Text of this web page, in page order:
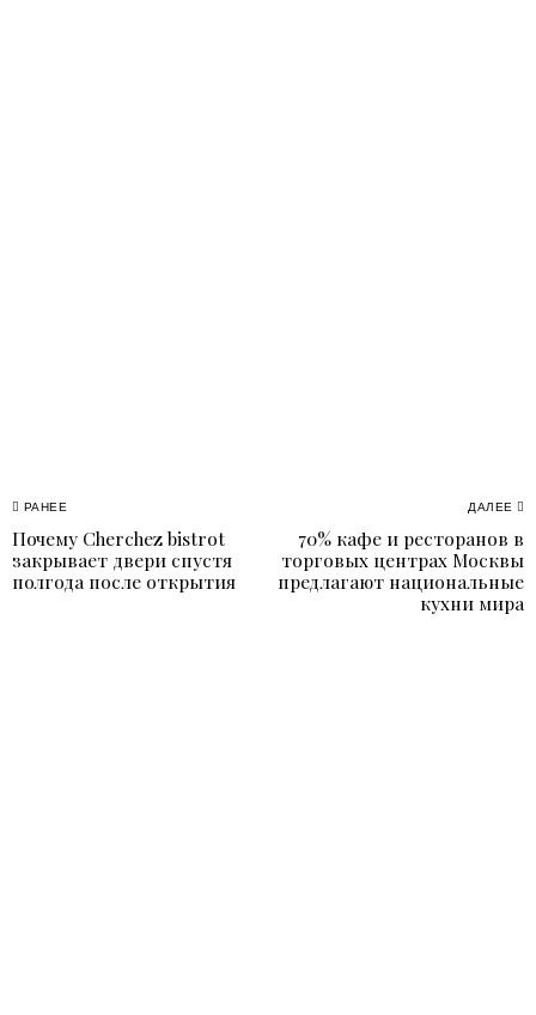
Навигация
по
записям
РАНЕЕ
Previous
post:
Почему Cherchez bistrot
закрывает двери спустя
полгода после открытия
ДАЛЕЕ
70% кафе и ресторанов в
торговых центрах Москвы
предлагают национальные
кухни мира